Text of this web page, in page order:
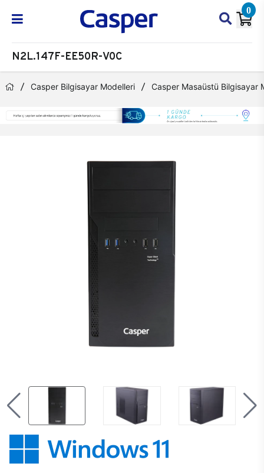
0
N2L.147F-EE50R-V0C
Casper Bilgisayar Modelleri Casper Masaüstü Bilgisayar